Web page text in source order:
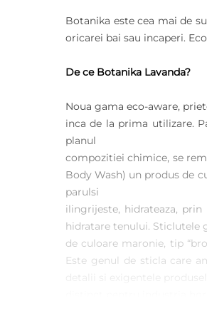
Botanika este cea mai de
oricarei bai sau incaperi.
De ce Botanika Lavanda?
Noua gama eco-aware,
inca de la prima utilizare.
planul
compozitiei chimice, se
Body Wash) un produs de
parulsi
ilingrijeste, hidrateaza,
hidratare tenului. Sticlutele
de culoare maronie, tip
Este genul de sticla care